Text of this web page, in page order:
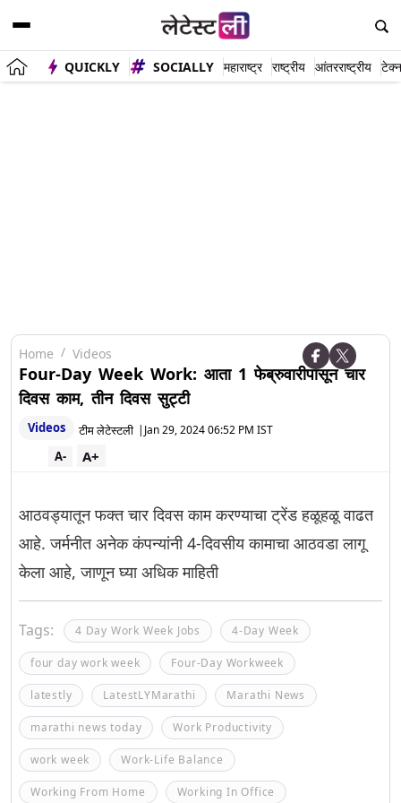
QUICKLY SOCIALLY महाराष्ट्र राष्ट्रीय आंतरराष्ट्रीय
Home Videos
Four-Day Week Work: आता 1 फेब्रुवारीपासून चार
दिवस काम, तीन दिवस सुट्टी
Videos टीम लेटेस्टली | Jan 29, 2024 06:52 PM IST
A+
A-
आठवड्यातून फक्त चार दिवस काम करण्याचा ट्रेंड हळूहळू वाढत
आहे. जर्मनीत अनेक कंपन्यांनी 4-दिवसीय कामाचा आठवडा लागू
केला आहे, जाणून घ्या अधिक माहिती
Tags: 4 Day Work Week Jobs 4-Day Week
four day work week Four-Day Workweek
latestly LatestLYMarathi Marathi News
marathi news today Work Productivity
work week Work-Life Balance
Working From Home Working In Office